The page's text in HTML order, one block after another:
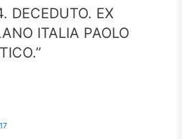
DECEDUTO. EX
ITALIA PAOLO